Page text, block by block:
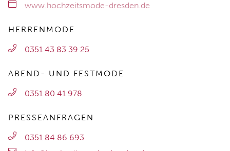
www.hochzeitsmode-dresden.de
HERRENMODE
0351 43 83 39 25
ABEND- UND FESTMODE
0351 80 41 978
PRESSEANFRAGEN
0351 84 86 693